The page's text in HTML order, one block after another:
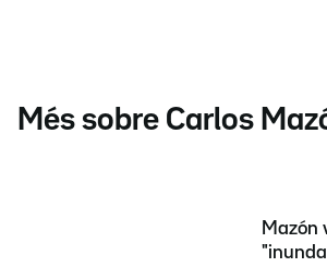
Més sobre Carlos
Mazón